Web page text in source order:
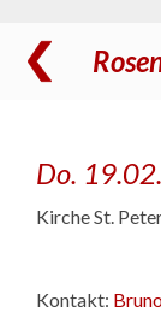
Do.
Kirche St.
Kontakt: